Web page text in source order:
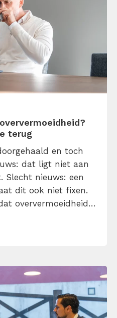
terug
en toch
dat ligt niet aan
Slecht nieuws: een
dit ook niet fixen.
oververmoeidheid
anders. In je